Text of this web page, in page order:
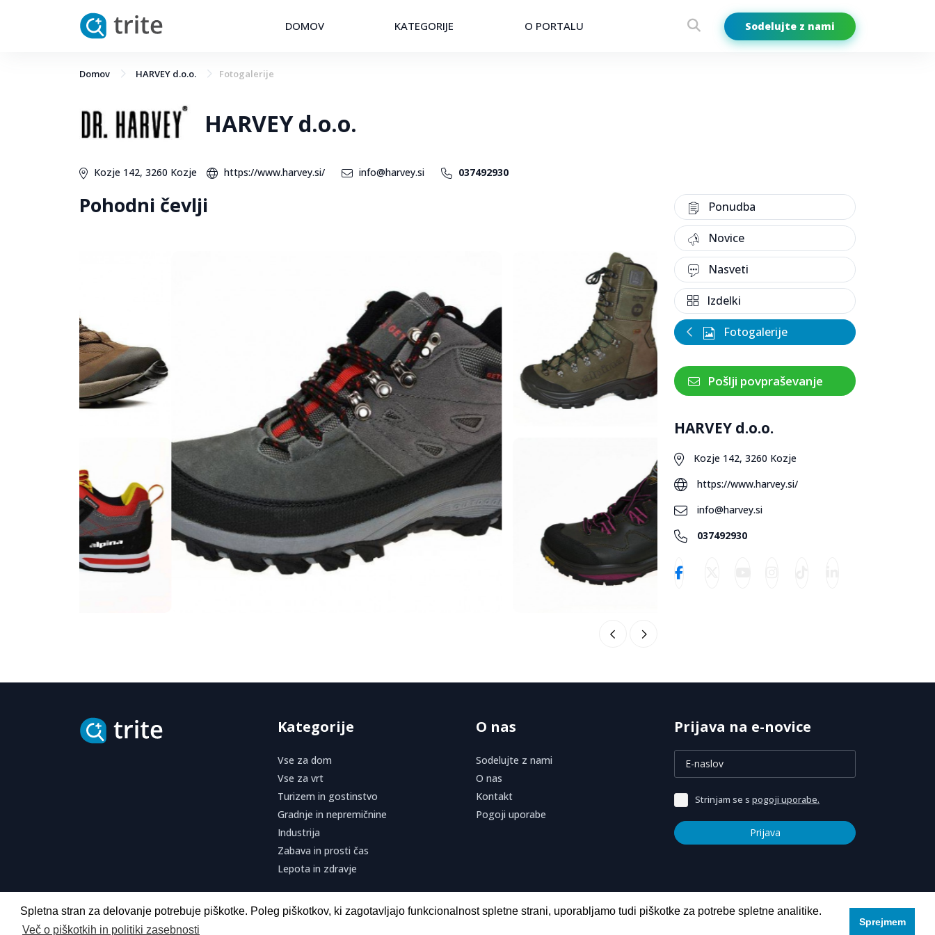
Spletna stran za delovanje potrebuje piškotke. Poleg piškotkov, ki zagotavljajo funkcionalnost spletne strani, uporabljamo tudi piškotke za potrebe spletne analitike.
Več o piškotkih in politiki zasebnosti
Sprejmem
DOMOV KATEGORIJE O PORTALU Sodelujte z nami
Domov HARVEY d.o.o. Fotogalerije
HARVEY d.o.o.
Kozje 142, 3260 Kozje https://www.harvey.si/ info@harvey.si 037492930
Pohodni čevlji Ponudba
Novice
Nasveti
Izdelki
Fotogalerije
Pošlji povpraševanje
HARVEY d.o.o.
Kozje 142, 3260 Kozje
https://www.harvey.si/
info@harvey.si
037492930
Kategorije
Vse za dom
Vse za vrt
Turizem in gostinstvo
Gradnje in nepremičnine
Industrija
Zabava in prosti čas
Lepota in zdravje
O nas
Sodelujte z nami
O nas
Kontakt
Pogoji uporabe
Prijava na e-novice
Strinjam se s pogoji uporabe.
Prijava